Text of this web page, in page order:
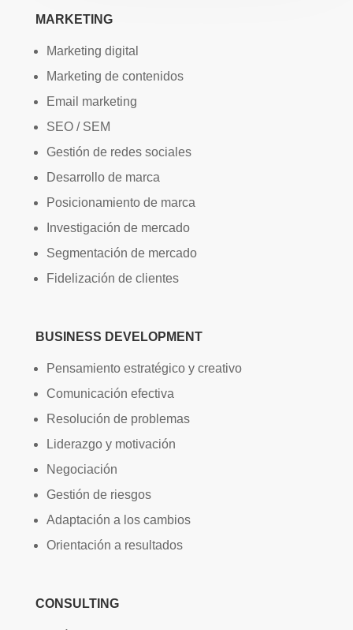
MARKETING
Marketing digital
Marketing de contenidos
Email marketing
SEO / SEM
Gestión de redes sociales
Desarrollo de marca
Posicionamiento de marca
Investigación de mercado
Segmentación de mercado
Fidelización de clientes
BUSINESS DEVELOPMENT
Pensamiento estratégico y creativo
Comunicación efectiva
Resolución de problemas
Liderazgo y motivación
Negociación
Gestión de riesgos
Adaptación a los cambios
Orientación a resultados
CONSULTING